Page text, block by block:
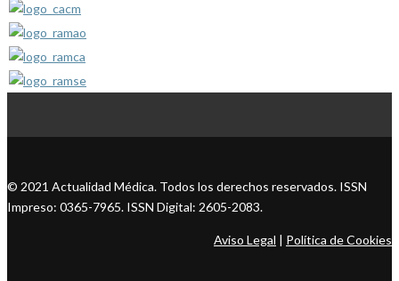
© 2021 Actualidad Médica. Todos los derechos reservados. ISSN
Impreso: 0365-7965. ISSN Digital: 2605-2083.
Aviso Legal | Política de Cookies